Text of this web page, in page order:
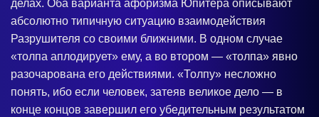
делах. Оба варианта афоризма Юпитера описывают
абсолютно типичную ситуацию взаимодействия
Разрушителя со своими ближними. В одном случае
«толпа аплодирует» ему, а во втором — «толпа» явно
разочарована его действиями. «Толпу» несложно
понять, ибо если человек, затеяв великое дело — в
конце концов завершил его убедительным результатом